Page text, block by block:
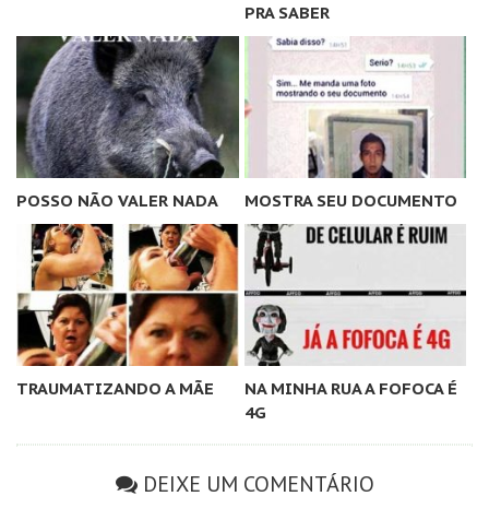
PRA SABER
POSSO NÃO VALER NADA MOSTRA SEU DOCUMENTO
TRAUMATIZANDO A MÃE
NA MINHA RUA A FOFOCA É
4G
DEIXE UM COMENTÁRIO